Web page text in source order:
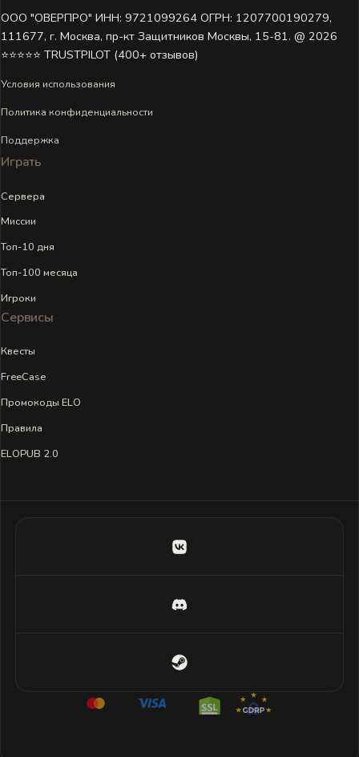
ООО "ОВЕРПРО" ИНН: 9721099264 ОГРН: 1207700190279,
111677, г. Москва, пр-кт Защитников Москвы, 15-81. @ 2026 ㅤ
⭐⭐⭐⭐⭐ TRUSTPILOT (400+ отзывов)
Условия использования
Политика конфиденциальности
Поддержка
Играть
Сервера
Миссии
Топ-10 дня
Топ-100 месяца
Игроки
Сервисы
Квесты
FreeCase
Промокоды ELO
Правила
ELOPUB 2.0